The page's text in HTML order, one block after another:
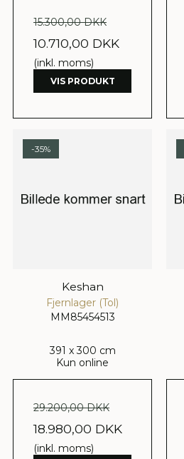
15.300,00 DKK
10.710,00 DKK
(inkl. moms)
VIS PRODUKT
-35%
Keshan
Fjernlager (Tol)
MM85454513
391 x 300 cm
Kun online
29.200,00 DKK
18.980,00 DKK
(inkl. moms)